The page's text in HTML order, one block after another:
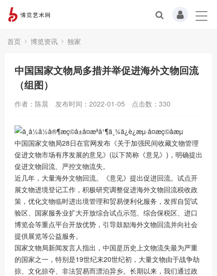
首页 博览资讯 独家
中国国家文物局多措并举促进海外文物回流
（组图）
作者：陈晨 发布时间：2022-01-05 点击数： 330
中国国家文物局28日在官网发布《关于加强民间收藏文物管理
促进文物市场有序发展的意见》(以下简称《意见》)，明确提出
促进文物回流、严控文物流失。
近几年，大量海外文物回流。《意见》提出促进回流。试点开
展文物进境登记工作，积极研究调整促进海外文物回流税收政
策，优化文物临时进出境管理和贸易便利化服务，发挥自贸试
验区、国家服务业扩大开放综合试点示范、综合保税区、进口
博览会等重点平台开放优势，引导鼓励海外文物回流并向社会
提供展览等公益服务。
国家文物局新闻发言人指出，中国是历史上文物流失最为严重
的国家之一，特别是19世纪末20世纪初，大量文物由于战争劫
掠、文化掠夺、非法贸易而漂泊异乡。长期以来，我们通过政